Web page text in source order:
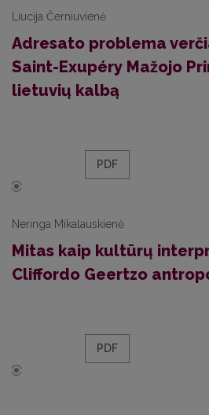
Liucija Černiuvienė
Adresato problema
Saint-Exupéry Mažojo
lietuvių kalbą
PDF
Neringa Mikalauskienė
Mitas kaip kultūrų
Cliffordo Geertzo
PDF